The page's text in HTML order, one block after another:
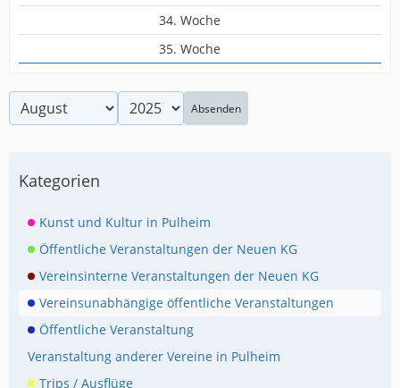
34. Woche
35. Woche
Absenden
Kategorien
Kunst und Kultur in Pulheim
Öffentliche Veranstaltungen der Neuen KG
Vereinsinterne Veranstaltungen der Neuen KG
Vereinsunabhängige öffentliche Veranstaltungen
Öffentliche Veranstaltung
Veranstaltung anderer Vereine in Pulheim
Trips / Ausflüge